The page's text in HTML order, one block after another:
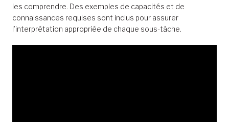
les comprendre. Des exemples de capacités et de
connaissances requises sont inclus pour assurer
l’interprétation appropriée de chaque sous-tâche.